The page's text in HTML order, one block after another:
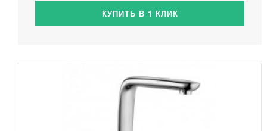
КУПИТЬ В 1 КЛИК